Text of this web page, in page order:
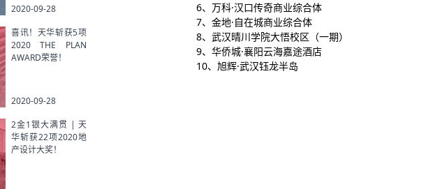
2020-09-28
喜讯！天华斩获5项
2020 THE PLAN
AWARD荣誉！
2020-09-28
2金1银大满贯 | 天
华斩获22项2020地
产设计大奖！
6、万科·汉口传奇商业综合体
7、金地·自在城商业综合体
8、武汉晴川学院大悟校区（一期）
9、华侨城·襄阳云海嘉途酒店
10、旭辉·武汉钰龙半岛